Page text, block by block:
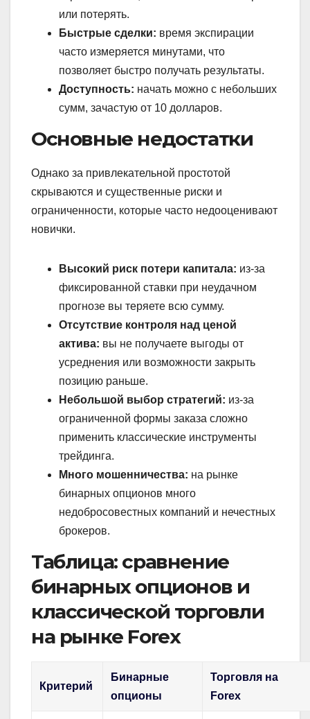
или потерять.
Быстрые сделки: время экспирации
часто измеряется минутами, что
позволяет быстро получать результаты.
Доступность: начать можно с небольших
сумм, зачастую от 10 долларов.
Основные недостатки
Однако за привлекательной простотой
скрываются и существенные риски и
ограниченности, которые часто недооценивают
новички.
Высокий риск потери капитала: из-за
фиксированной ставки при неудачном
прогнозе вы теряете всю сумму.
Отсутствие контроля над ценой
актива: вы не получаете выгоды от
усреднения или возможности закрыть
позицию раньше.
Небольшой выбор стратегий: из-за
ограниченной формы заказа сложно
применить классические инструменты
трейдинга.
Много мошенничества: на рынке
бинарных опционов много
недобросовестных компаний и нечестных
брокеров.
Таблица: сравнение
бинарных опционов и
классической торговли
на рынке Forex
Критерий
Бинарные
опционы
Торговля на
Forex